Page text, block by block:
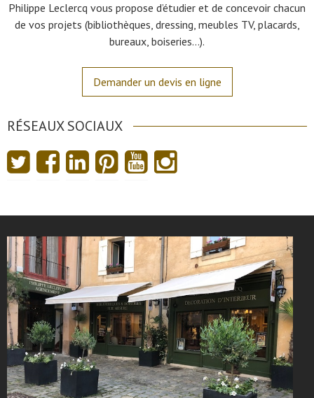
Philippe Leclercq vous propose d’étudier et de concevoir chacun
de vos projets (bibliothèques, dressing, meubles TV, placards,
bureaux, boiseries…).
Demander un devis en ligne
RÉSEAUX SOCIAUX